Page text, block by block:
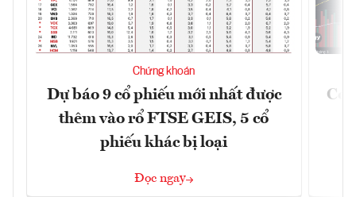
Chứng khoán
Dự báo 9 cổ phiếu mới nhất được
thêm vào rổ FTSE GEIS, 5 cổ
phiếu khác bị loại
Đọc ngay
Có